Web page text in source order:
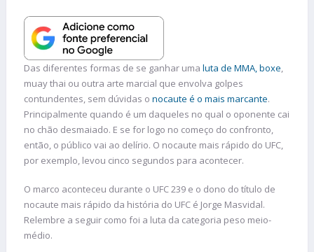
Das diferentes formas de se ganhar uma luta de MMA, boxe,
muay thai ou outra arte marcial que envolva golpes
contundentes, sem dúvidas o nocaute é o mais marcante.
Principalmente quando é um daqueles no qual o oponente cai
no chão desmaiado. E se for logo no começo do confronto,
então, o público vai ao delírio. O nocaute mais rápido do UFC,
por exemplo, levou cinco segundos para acontecer.
O marco aconteceu durante o UFC 239 e o dono do título de
nocaute mais rápido da história do UFC é Jorge Masvidal.
Relembre a seguir como foi a luta da categoria peso meio-
médio.